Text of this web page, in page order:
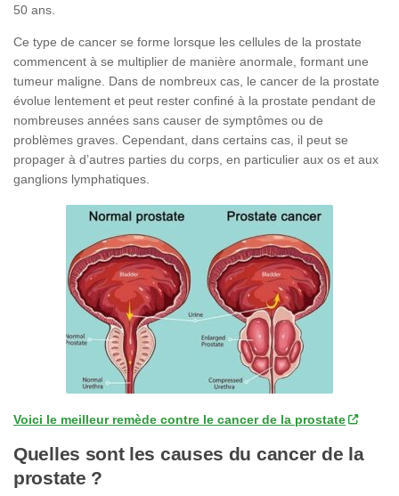
50 ans.
Ce type de cancer se forme lorsque les cellules de la prostate
commencent à se multiplier de manière anormale, formant une
tumeur maligne. Dans de nombreux cas, le cancer de la prostate
évolue lentement et peut rester confiné à la prostate pendant de
nombreuses années sans causer de symptômes ou de
problèmes graves. Cependant, dans certains cas, il peut se
propager à d’autres parties du corps, en particulier aux os et aux
ganglions lymphatiques.
Voici le meilleur remède contre le cancer de la prostate
Quelles sont les causes du cancer de la
prostate ?